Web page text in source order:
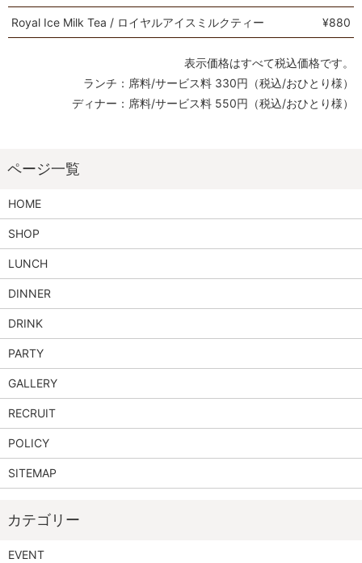
Royal Ice Milk Tea / ロイヤルアイスミルクティー ¥880
表示価格はすべて税込価格です。
ランチ：席料/サービス料 330円（税込/おひとり様）
ディナー：席料/サービス料 550円（税込/おひとり様）
HOME
SHOP
LUNCH
DINNER
DRINK
PARTY
GALLERY
RECRUIT
POLICY
SITEMAP
EVENT